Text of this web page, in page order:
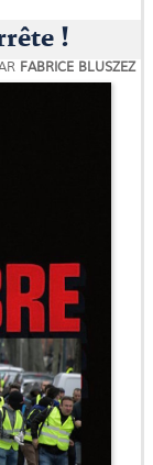
!
FABRICE BLUSZEZ